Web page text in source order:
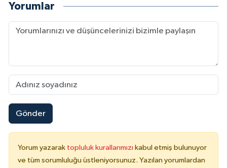
Yorumlar
Gönder
Yorum yazarak topluluk kurallarımızı kabul etmiş bulunuyor
ve tüm sorumluluğu üstleniyorsunuz. Yazılan yorumlardan